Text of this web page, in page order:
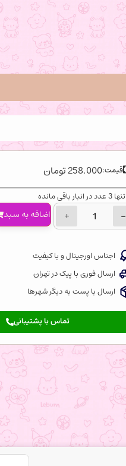
قیمت:258.000تومان
تنها 3 عدد در انبار باقی مانده
−
+ اضافه‌ به سبد
اجناس اورجینال و با کیفیت
ارسال فوری با پیک در تهران
ارسال با پست به دیگر شهرها
تماس با پشتیبانی